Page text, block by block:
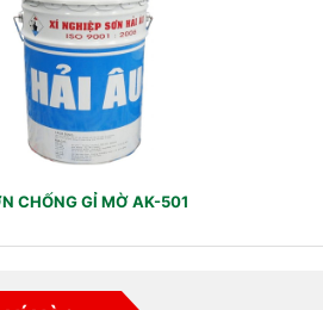
CHỐNG GỈ MỜ AK-501